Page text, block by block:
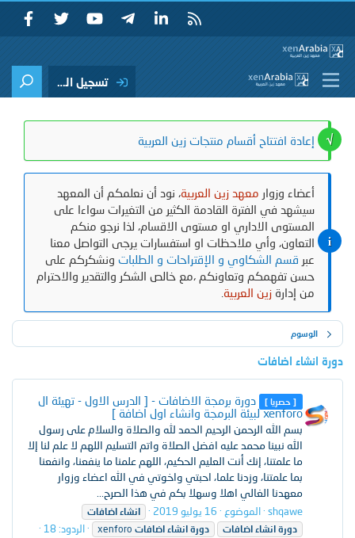
تسجيل الدخول
إعادة افتتاح أقسام منتجات زين العربية
أعضاء وزوار معهد زين العربية، نود أن نعلمكم أن المعهد
سيشهد في الفترة القادمة الكثير من التغيرات سواءا على
المستوى الاداري او مستوى الاقسام، لذا نرجو منكم
التعاون، وأي ملاحظات او استفسارات يرجى التواصل معنا
عبر قسم الشكاوي و الإقتراحات و الطلبات ونشكركم على
حسن تفهمكم وتعاونكم ،مع خالص الشكر والتقدير والاحترام
من إدارةزين العربية
الوسوم
دورة انشاء اضافات
[ حصريا ]
دورة برمجة الاضافات - [ الدرس الاول - تهيئة ال
xenforo لبيئة البرمجة وانشاء اول اضافة ]
بسم الله الرحمن الرحيم الحمد لله والصلاة والسلام على رسول
الله نبينا محمد عليه افضل الصلاة واتم التسليم اللهم لا علم لنا إلا
ما علمتنا، إنك أنت العليم الحكيم، اللهم علمنا ما ينفعنا، وانفعنا
بما علمتنا، وزدنا علما، احبتي واخوتي في الله اعضاء وزوار
معهدنا الغالي اهلا وسهلا بكم في هذا الصرح...
shqawe الموضوع 16 يوليو 2019 انشاء اضافات
دورة انشاء اضافات دورة انشاء اضافات
الردود: 18